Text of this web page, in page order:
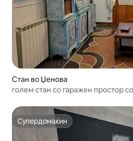
Стан во Џенова
голем стан со гаражен простор
Супердомаќин
Супердомаќин